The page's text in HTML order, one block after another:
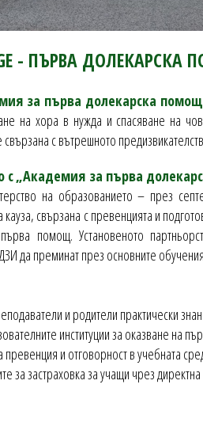
- ПЪРВА
за първа долекарска
на хора в нужда и спасяване на
с вътрешното
с„Академия за първа
на образованието – през
свързана с превенцията и
помощ. Установеното
да преминат през основните
и родители практически
институции за оказване на
превенция и отговорност в учебната
за застраховка за учащи чрез